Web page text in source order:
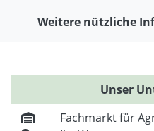
Weitere nützliche
Unser
Fachmarkt für